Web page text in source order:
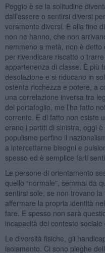
Peggio è se la solitudine
dall’essere o sentirsi diversi
veramente diversi. E alla fine
non ne hanno, che non
nemmeno a metà, non è
per rivendicare riscatto o
appartenenza di classe. È più
desolazione e si riducano in
ostenta ricchezza e potere, a
una correlazione inversa tra
del portafoglio, me l’ha fatto
corrente. E di fatto non esiste
erano i partiti di sinistra, oggi
populismo perfino il
a intercettarne bisogni e
spesso ed è semplice farli
Le persone di orientamento
quello “normale”, semmai da
sentirsi sole, se non trovano
affermare la propria identità
fare. E spesso non sarà
incapacità del contesto
Le diversità fisiche, gli
isolamento. Ci sono pieghe